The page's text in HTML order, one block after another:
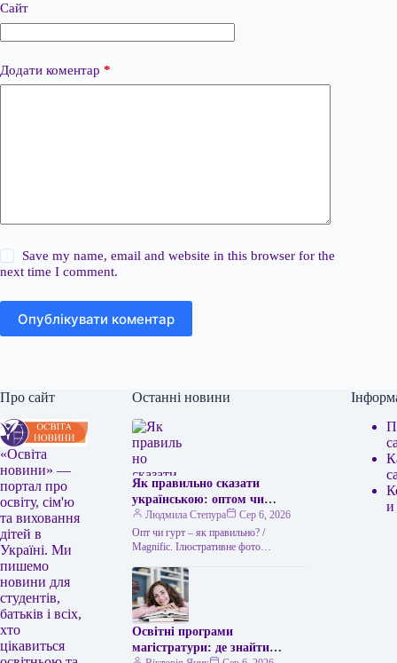
Сайт
Додати коментар *
Save my name, email and website in this browser for the
next time I comment.
Опублікувати коментар
Про сайт
«Освіта
новини» —
портал про
освіту, сім'ю
та виховання
дітей в
Україні. Ми
пишемо
новини для
студентів,
батьків і всіх,
хто
цікавиться
Останні новини
Як правильно сказати
українською: оптом чи
гуртом
Людмила Степура
Сер 6, 2026
Опт чи гурт – як правильно? /
Мagnific. Ілюстративне фото
часто пропонує два рівнозначні слова,
…
Освітні програми
магістратури: де знайти
и